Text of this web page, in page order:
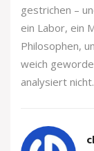
gestrichen –
ein Labor, ein
Philosophen,
weich
analysiert nicht.